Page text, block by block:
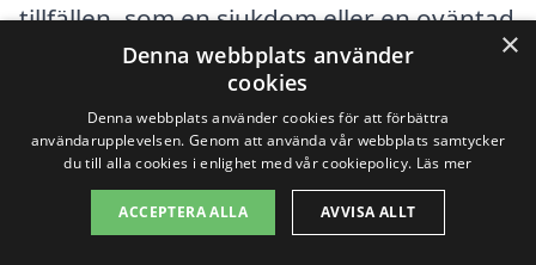
tillfällen, som en sjukdom eller en oväntad
födelsedag.
Fördelar med att använda
blomsterbud
×
Denna webbplats använder
cookies
Denna webbplats använder cookies för att förbättra
användarupplevelsen. Genom att använda vår webbplats samtycker
du till alla cookies i enlighet med vår cookiepolicy. Läs mer
ACCEPTERA ALLA AVVISA ALLT